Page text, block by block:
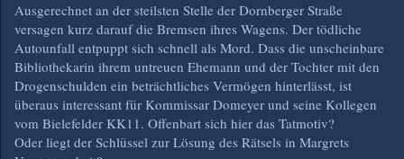
Ausgerechnet an der steilsten Stelle der Dornberger Straße
versagen kurz darauf die Bremsen ihres Wagens. Der tödliche
Autounfall entpuppt sich schnell als Mord. Dass die unscheinbare
Bibliothekarin ihrem untreuen Ehemann und der Tochter mit den
Drogenschulden ein beträchtliches Vermögen hinterlässt, ist
überaus interessant für Kommissar Domeyer und seine Kollegen
vom Bielefelder KK11. Offenbart sich hier das Tatmotiv?
Oder liegt der Schlüssel zur Lösung des Rätsels in Margrets